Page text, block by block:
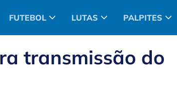
FUTEBOL LUTAS PALPITES
transmissão do